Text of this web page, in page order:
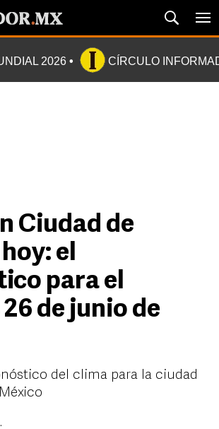
2026 CÍRCULO
Ciudad de
el
para el
de junio de
del clima para la ciudad